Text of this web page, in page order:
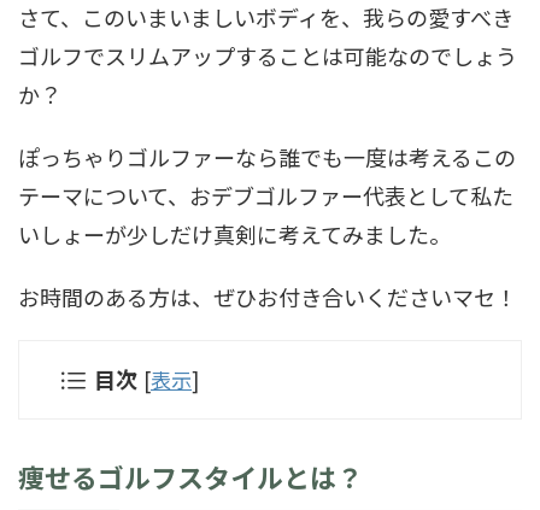
さて、このいまいましいボディを、我らの愛すべき
ゴルフでスリムアップすることは可能なのでしょう
か？
ぽっちゃりゴルファーなら誰でも一度は考えるこの
テーマについて、おデブゴルファー代表として私た
いしょーが少しだけ真剣に考えてみました。
お時間のある方は、ぜひお付き合いくださいマセ！
目次 [表示]
痩せるゴルフスタイルとは？